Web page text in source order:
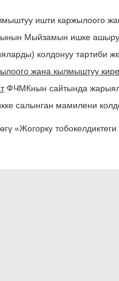
ишти каржылоого
Мыйзамын ишке
колдонуу тартиби
жана кылмыштуу
ФЧМКнын сайтында
салынган мамилени
«Жогорку